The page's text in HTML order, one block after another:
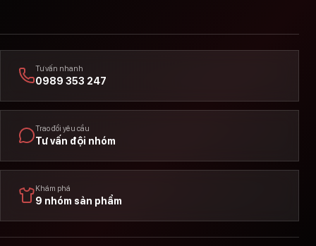
Tư vấn nhanh
0989 353 247
Trao đổi yêu cầu
Tư vấn đội nhóm
Khám phá
9 nhóm sản phẩm